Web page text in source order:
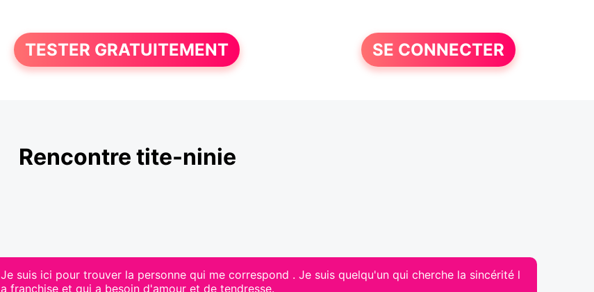
TESTER GRATUITEMENT SE CONNECTER
Rencontre tite-ninie
Je suis ici pour trouver la personne qui me correspond . Je suis quelqu'un qui cherche la sincérité l
a franchise et qui a besoin d'amour et de tendresse.